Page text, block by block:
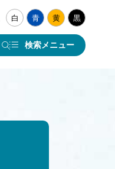
白 青 黄 黒
検索メニュー